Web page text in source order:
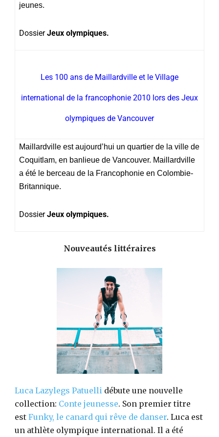
jeunes.
DossierJeux olympiques.
Les 100 ans de Maillardville et le Village
international de la francophonie 2010 lors des Jeux
olympiques de Vancouver
Maillardville est aujourd’hui un quartier de la ville de
Coquitlam, en banlieue de Vancouver. Maillardville
a été le berceau de la Francophonie en Colombie-
Britannique.
DossierJeux olympiques.
Nouveautés littéraires
Luca Lazylegs Patuelli débute une nouvelle
collection: Conte jeunesse. Son premier titre
est Funky, le canard qui rêve de danser. Luca est
un athlète olympique international. Il a été